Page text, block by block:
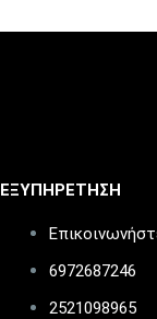
ΕΞΥΠΗΡΕΤΗΣΗ
6972687246
2521098965